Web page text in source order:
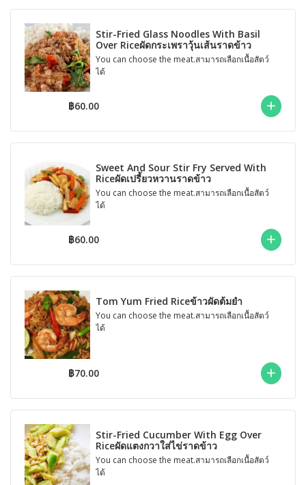
Stir-Fried Glass Noodles With Basil
Over Riceผัดกระเพราวุ้นเส้นราดข้าว
You can choose the meat.สามารถเลือกเนื้อสัตว์
ได้
฿60.00
Sweet And Sour Stir Fry Served With
Riceผัดเปรี้ยวหวานราดข้าว
You can choose the meat.สามารถเลือกเนื้อสัตว์
ได้
฿60.00
Tom Yum Fried Riceข้าวผัดต้มยำ
You can choose the meat.สามารถเลือกเนื้อสัตว์
ได้
฿70.00
Stir-Fried Cucumber With Egg Over
Riceผัดแตงกวาใส่ไข่ราดข้าว
You can choose the meat.สามารถเลือกเนื้อสัตว์
ได้